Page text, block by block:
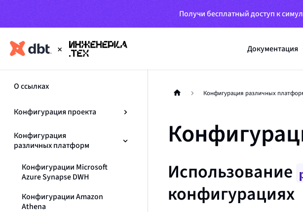
Получи бесплатный доступ к
Документация
О ссылках
Конфигурация проекта
Конфигурация
различных платформ
Конфигурации Microsoft
Azure Synapse DWH
Конфигурации Amazon
Athena
Конфигурация различных
Использование
конфигурациях